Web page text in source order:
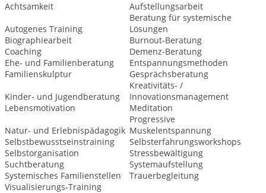
Achtsamkeit
Aufstellungsarbeit
Autogenes Training
Beratung für systemische
Lösungen
Biographiearbeit
Burnout-Beratung
Coaching
Demenz-Beratung
Ehe- und Familienberatung
Entspannungsmethoden
Familienskulptur
Gesprächsberatung
Kinder- und Jugendberatung
Kreativitäts- /
Innovationsmanagement
Lebensmotivation
Meditation
Natur- und Erlebnispädagogik
Progressive
Muskelentspannung
Selbstbewusstseinstraining
Selbsterfahrungsworkshops
Selbstorganisation
Stressbewältigung
Suchtberatung
Systemaufstellung
Systemisches Familienstellen
Trauerbegleitung
Visualisierungs-Training